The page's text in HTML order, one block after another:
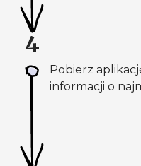
4
Pobierz
informacji o